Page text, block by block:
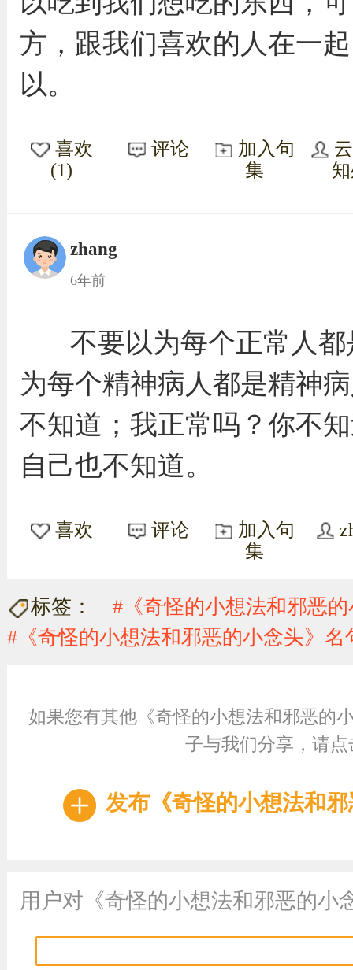
方，跟我们喜欢的人在一
以。
喜欢
(1)
评论
加入句
集
zhang
6年前
不要以为每个正常人
为每个精神病人都是精神
不知道；我正常吗？你不
自己也不知道。
喜欢 评论
加入句
集
标签：
#《奇怪的小想法和邪恶
#《奇怪的小想法和邪恶的小念头》名
如果您有其他《奇怪的小想法和邪恶的
子与我们分享，请
发布《奇怪的小想法和
用户对《奇怪的小想法和邪恶的小